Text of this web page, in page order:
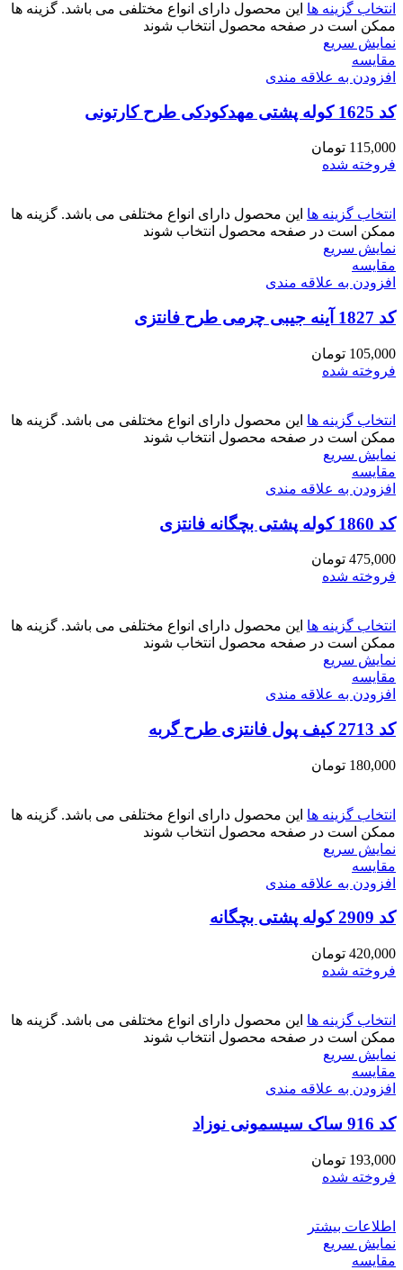
انتخاب گزینه ها این محصول دارای انواع مختلفی می باشد. گزینه ها
ممکن است در صفحه محصول انتخاب شوند
نمایش سریع
مقايسه
افزودن به علاقه مندی
کد 1625 کوله پشتی مهدکودکی طرح کارتونی
115,000 تومان
فروخته شده
انتخاب گزینه ها این محصول دارای انواع مختلفی می باشد. گزینه ها
ممکن است در صفحه محصول انتخاب شوند
نمایش سریع
مقايسه
افزودن به علاقه مندی
کد 1827 آینه جیبی چرمی طرح فانتزی
105,000 تومان
فروخته شده
انتخاب گزینه ها این محصول دارای انواع مختلفی می باشد. گزینه ها
ممکن است در صفحه محصول انتخاب شوند
نمایش سریع
مقايسه
افزودن به علاقه مندی
کد 1860 کوله پشتی بچگانه فانتزی
475,000 تومان
فروخته شده
انتخاب گزینه ها این محصول دارای انواع مختلفی می باشد. گزینه ها
ممکن است در صفحه محصول انتخاب شوند
نمایش سریع
مقايسه
افزودن به علاقه مندی
کد 2713 کیف پول فانتزی طرح گربه
180,000 تومان
انتخاب گزینه ها این محصول دارای انواع مختلفی می باشد. گزینه ها
ممکن است در صفحه محصول انتخاب شوند
نمایش سریع
مقايسه
افزودن به علاقه مندی
کد 2909 کوله پشتی بچگانه
420,000 تومان
فروخته شده
انتخاب گزینه ها این محصول دارای انواع مختلفی می باشد. گزینه ها
ممکن است در صفحه محصول انتخاب شوند
نمایش سریع
مقايسه
افزودن به علاقه مندی
کد 916 ساک سیسمونی نوزاد
193,000 تومان
فروخته شده
اطلاعات بیشتر
نمایش سریع
مقايسه